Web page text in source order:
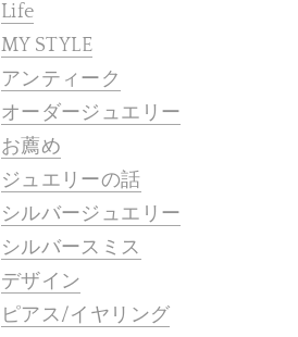
Life
MY STYLE
アンティーク
オーダージュエリー
お薦め
ジュエリーの話
シルバージュエリー
シルバースミス
デザイン
ピアス/イヤリング